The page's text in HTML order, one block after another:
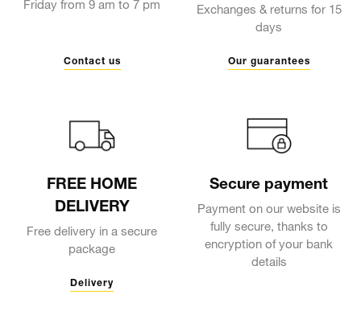
days
DELIVERY
Free delivery in a secure
package
Payment on our website is
fully secure, thanks to
encryption of your bank
details